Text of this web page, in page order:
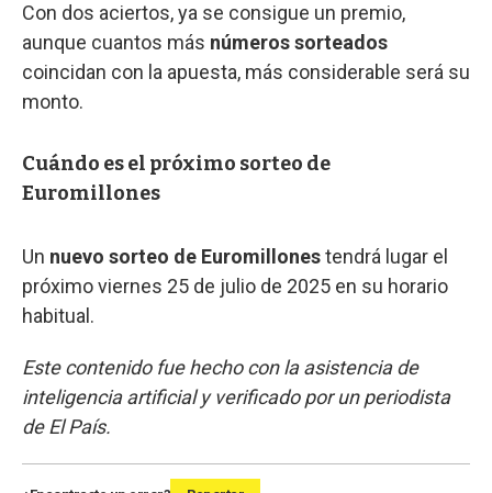
Con dos aciertos, ya se consigue un premio,
aunque cuantos más números sorteados
coincidan con la apuesta, más considerable será su
monto.
Cuándo es el próximo sorteo de
Euromillones
Un nuevo sorteo de Euromillonestendrá lugar el
próximo viernes 25 de julio de 2025 en su horario
habitual.
Este contenido fue hecho con la asistencia de
inteligencia artificial y verificado por un periodista
de El País.